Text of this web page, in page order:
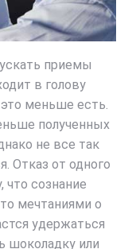
приемы
в голову
меньше есть.
полученных
не все так
Отказ от одного
сознание
мечтаниями о
удержаться
шоколадку или